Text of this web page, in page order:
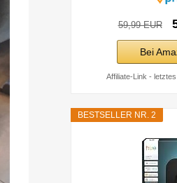
59,99 EUR
Bei
Affiliate-Link -
BESTSELLER NR. 2